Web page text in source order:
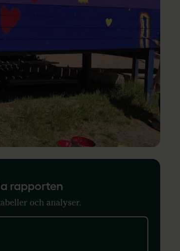
rapporten
och analyser.